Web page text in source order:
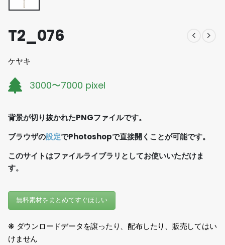
T2_076
ケヤキ
3000〜7000 pixel
背景が切り抜かれたPNGファイルです。
ブラウザの設定でPhotoshopで直接開くことが可能です。
このサイトはファイルライブラリとしてお使いいただけま
す。
無料素材をまとめてすぐほしい
❋ ダウンロードデータを譲ったり、配布したり、販売してはい
けません